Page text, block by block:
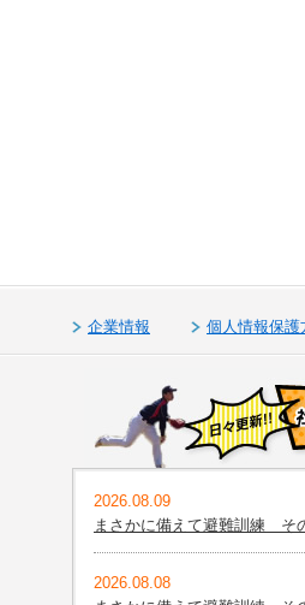
企業情報 個人情報保護
2026.08.09
まさかに備えて避難訓練 そ
2026.08.08